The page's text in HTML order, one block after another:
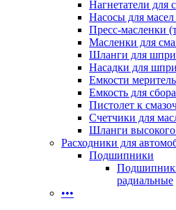
Нагнетатели для
Насосы для
Пресс-масленки
Масленки для
Шланги для
Насадки для
Емкости
Емкость для
Пистолет к
Счетчики для
Шланги высокого
Расходники для
Подшипники
радиальные
•••